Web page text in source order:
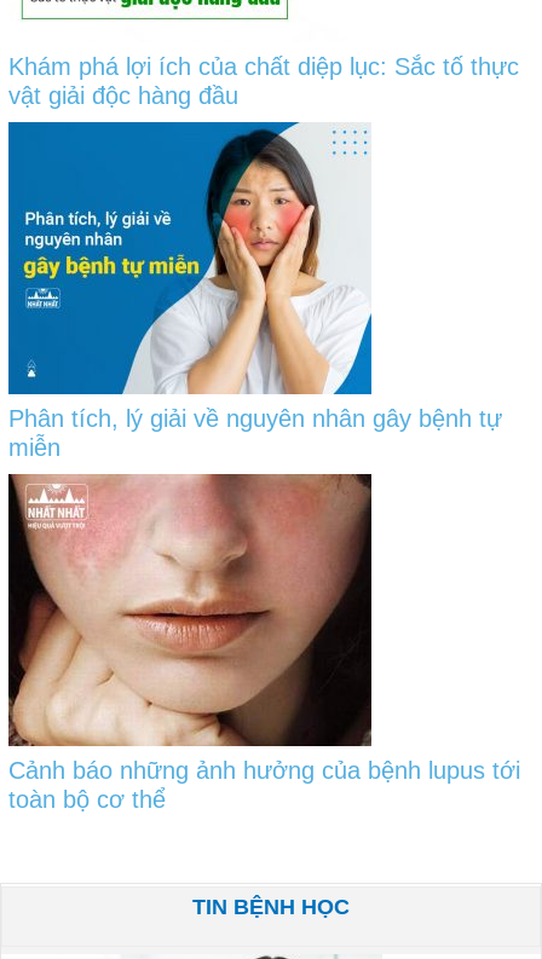
Khám phá lợi ích của chất diệp lục: Sắc tố thực
vật giải độc hàng đầu
Phân tích, lý giải về nguyên nhân gây bệnh tự
miễn
Cảnh báo những ảnh hưởng của bệnh lupus tới
toàn bộ cơ thể
TIN BỆNH HỌC